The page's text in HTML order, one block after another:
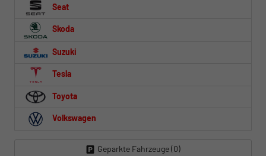
Seat
Skoda
Suzuki
Tesla
Toyota
Volkswagen
Geparkte Fahrzeuge (0)